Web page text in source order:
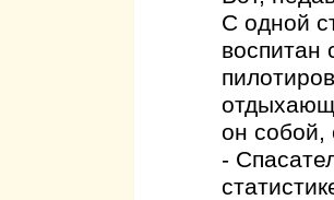
С одной
воспитан
он собой,
-